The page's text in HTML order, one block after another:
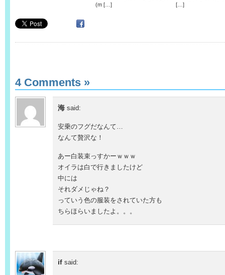
(m […]
[…]
4 Comments »
海 said:
安乗のフグだなんて…
なんて贅沢な！
あー白装束っすかーｗｗｗ
オイラは白で行きましたけど
中には
それダメじゃね？
っていう色の服装をされていた方も
ちらほらいましたよ。。。
if said: